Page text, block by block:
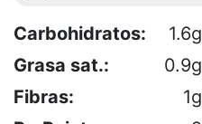
Carbohidratos: 1.6g
Grasa sat.:
0.9g
Fibras:
1g